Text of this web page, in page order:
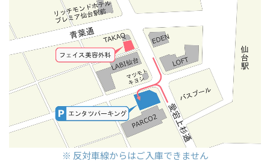
※ 反対車線からはご入庫できません